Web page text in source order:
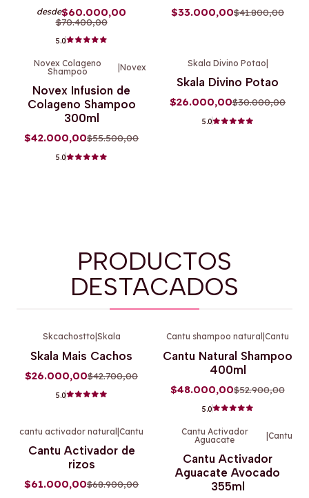
desde$60.000,00
$70.400,00
5.0
$33.000,00$41.800,00
-24%OFF
Novex Colageno
Shampoo
Novex
Novex Infusion de
Colageno Shampoo
300ml
$42.000,00$55.500,00
5.0
Skala Divino Potao
Skala Divino Potao
$26.000,00$30.000,00
5.0
PRODUCTOS
DESTACADOS
Skcachostto Skala
Skala Mais Cachos
$26.000,00$42.700,00
5.0
Cantu shampoo natural Cantu
Cantu Natural Shampoo
400ml
$48.000,00$52.900,00
5.0
cantu activador natural Cantu
Cantu Activador de
rizos
$61.000,00$68.900,00
-11%OFF
Cantu Activador
Aguacate
Cantu
Cantu Activador
Aguacate Avocado
355ml